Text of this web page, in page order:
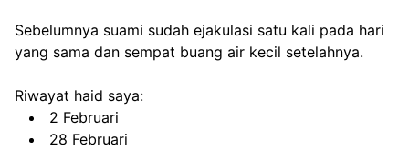
Sebelumnya suami sudah ejakulasi satu kali pada hari
yang sama dan sempat buang air kecil setelahnya.
Riwayat haid saya:
2 Februari
28 Februari